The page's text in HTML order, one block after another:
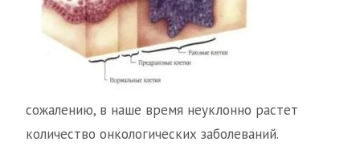
сожалению, в наше время неуклонно растет
количество онкологических заболеваний.